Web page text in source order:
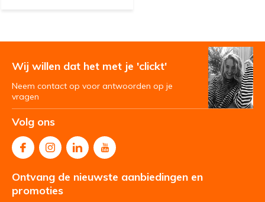
Wij willen dat het met je 'clickt'
Neem contact op voor antwoorden op je
vragen
Volg ons
Ontvang de nieuwste aanbiedingen en
promoties